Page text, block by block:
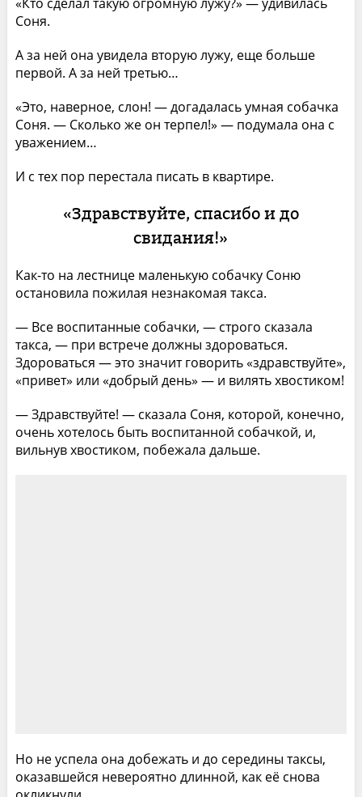
Соня.
А за ней она увидела вторую лужу, еще больше
первой. А за ней третью…
«Это, наверное, слон! — догадалась умная собачка
Соня. — Сколько же он терпел!» — подумала она с
уважением…
И с тех пор перестала писать в квартире.
«Здравствуйте, спасибо и до
свидания!»
Как-то на лестнице маленькую собачку Соню
остановила пожилая незнакомая такса.
— Все воспитанные собачки, — строго сказала
такса, — при встрече должны здороваться.
Здороваться — это значит говорить «здравствуйте»,
«привет» или «добрый день» — и вилять хвостиком!
— Здравствуйте! — сказала Соня, которой, конечно,
очень хотелось быть воспитанной собачкой, и,
вильнув хвостиком, побежала дальше.
Но не успела она добежать и до середины таксы,
оказавшейся невероятно длинной, как её снова